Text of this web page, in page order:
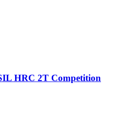
HRC 2T Competition